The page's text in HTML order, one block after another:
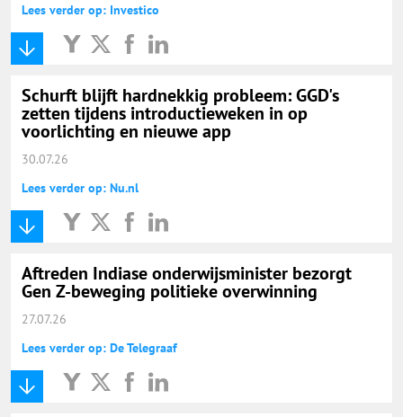
Lees verder op: Investico
Schurft blijft hardnekkig probleem: GGD's
zetten tijdens introductieweken in op
voorlichting en nieuwe app
30.07.26
Lees verder op: Nu.nl
Aftreden Indiase onderwijsminister bezorgt
Gen Z-beweging politieke overwinning
27.07.26
Lees verder op: De Telegraaf